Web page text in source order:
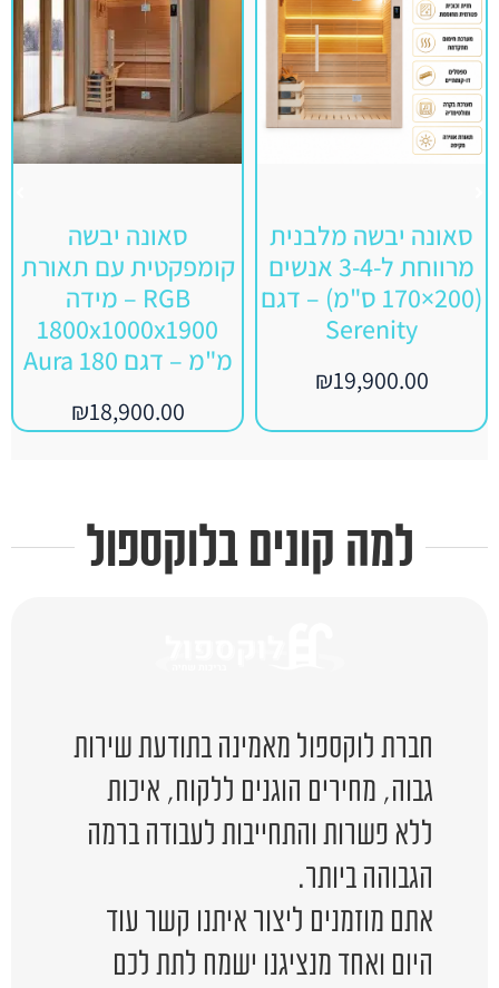
סאונה יבשה מלבנית
מרווחת ל-3-4 אנשים
(200×170 ס"מ) – דגם
Serenity
₪19,900.00
סאונה יבשה
קומפקטית עם תאורת
RGB – מידה
1800x1000x1900
מ"מ – דגם Aura 180
₪18,900.00
למה קונים בלוקספול
חברת לוקספול מאמינה בתודעת שירות
גבוה, מחירים הוגנים ללקוח, איכות
ללא פשרות והתחייבות לעבודה ברמה
הגבוהה ביותר.
אתם מוזמנים ליצור איתנו קשר עוד
היום ואחד מנציגנו ישמח לתת לכם